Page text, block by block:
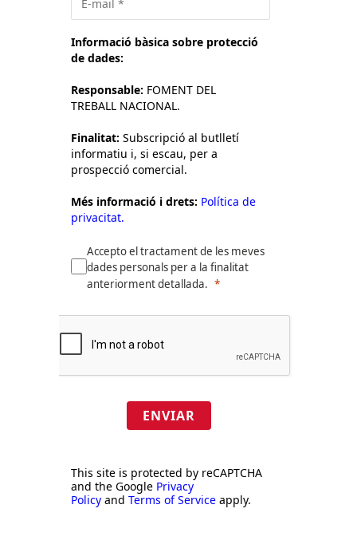
Informació bàsica sobre protecció
de dades:
Responsable: FOMENT DEL
TREBALL NACIONAL.
Finalitat: Subscripció al butlletí
informatiu i, si escau, per a
prospecció comercial.
Més informació i drets: Política de
privacitat.
Accepto el tractament de les meves
dades personals per a la finalitat
anteriorment detallada.
ENVIAR
This site is protected by reCAPTCHA
and the Google Privacy
Policy and Terms of Service apply.